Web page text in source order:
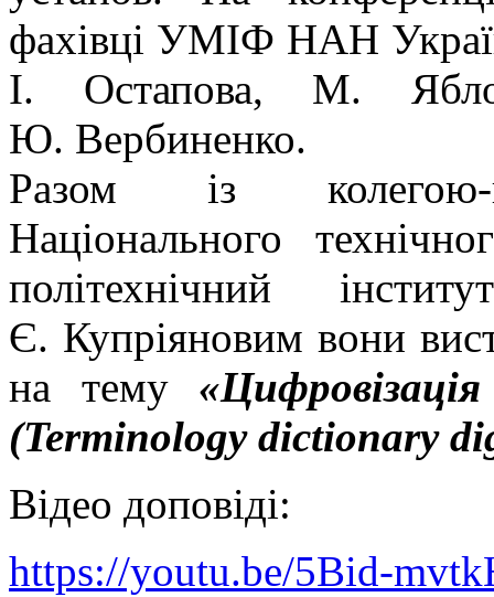
фахівці УМІФ НАН
І. Остапова, М.
Ю. Вербиненко.
Разом із колегою-
Національного
політехнічний
Є. Купріяновим вони
на тему
(Terminology dictionary
Відео доповіді:
https://youtu.be/5Bid-